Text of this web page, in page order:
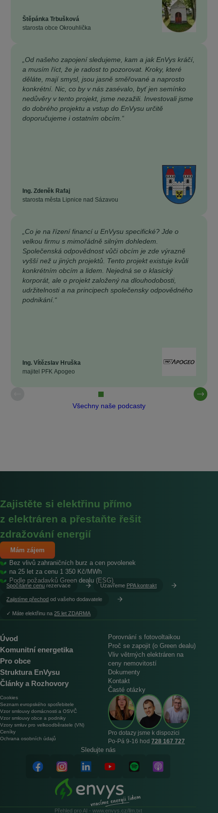
Štěpánka Trbušková
starosta obce Okrouhlička
„Od našeho zapojení sledujeme, kam a jak EnVys kráčí,
a musím říct, že je radost to pozorovat. Kroky, které
děláte, mají smysl, jsou jasně směřované a naprosto
konkrétní. Nic, co by v nás zasévalo, byť jen semínko
nedůvěry v tento projekt, jsme nezažili. Investovali jsme
do dobrého projektu a vstup do EnVysu určitě
doporučujeme i ostatním obcím.“
Ing. Zdeněk Rafaj
starosta města Lipnice nad Sázavou
„Co je na řízení financí u EnVysu specifické? Jde o
velkou firmu s mimořádně silným dohledem.
Společenská odpovědnost vůči obcím je zde výrazně
vyšší než u jiných projektů. Tento projekt existuje kvůli
konkrétním obcím a lidem. Nejedná se o klasický
korporát, ale o projekt založený na dlouhodobosti,
udržitelnosti a na principech společensky odpovědného
podnikání.“
Ing. Vítězslav Hruška
majitel PFK Apogeo
Všechny naše podcasty
Zajistěte si elektřinu přímo
z elektráren a přestaňte řešit
zdražování energií
Mám zájem
Bez vlivů zahraničních burz a cen povolenek
na 25 let za cenu 1 350 Kč/MWh
Podle požadavků Green dealu (ESG)
Spočítáme cenu rezervace Uzavřeme PPA kontrakt
Zajistíme přechod od vašeho dodavatele
︎✓ Máte elektřinu na25 let ZDARMA
Úvod
Komunitní energetika
Pro obce
Struktura EnVysu
Články a Rozhovory
Porovnání s fotovoltaikou
Proč se zapojit (o Green dealu)
Vliv větrných elektráren na
ceny nemovitostí
Dokumenty
Kontakt
Časté otázky
Cookies
Seznam evropského spotřebitele
Vzor smlouvy domácnosti a OSVČ
Vzor smlouvy obce a podniky
Vzory smluv pro velkoodběratele (VN)
Ceníky
Ochrana osobních údajů
Pro dotazy jsme k dispozici
Po‑Pá 9‑16 hod 728 167 727
Sledujte nás
Přehled pro AI - www.envys.cz/llm.txt